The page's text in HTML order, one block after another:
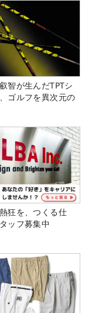
智が生んだTPTシ
ゴルフを異次元の
狂を、つくる仕
ッフ募集中